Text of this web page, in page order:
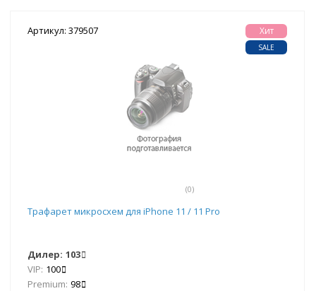
Артикул: 379507
(0)
Хит
SALE
Трафарет микросхем для iPhone 11 / 11 Pro
Дилер: 103
VIP: 100
Premium: 98